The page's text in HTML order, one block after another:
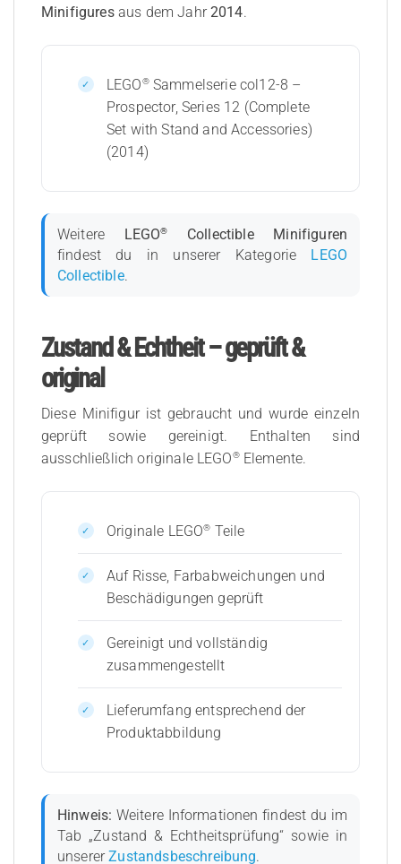
Minifiguresaus dem Jahr2014.
LEGO®Sammelserie col12-8 –
Prospector, Series 12 (Complete
Set with Stand and Accessories)
(2014)
Weitere LEGO®
Collectible Minifiguren
findest du in unserer Kategorie LEGO
Collectible.
Zustand & Echtheit – geprüft &
original
Diese Minifigur ist gebraucht und wurde einzeln
geprüft sowie gereinigt. Enthalten sind
ausschließlich originale LEGO®Elemente.
Originale LEGO® Teile
Auf Risse, Farbabweichungen und
Beschädigungen geprüft
Gereinigt und vollständig
zusammengestellt
Lieferumfang entsprechend der
Produktabbildung
Hinweis: Weitere Informationen findest du im
Tab „Zustand & Echtheitsprüfung“ sowie in
unsererZustandsbeschreibung.